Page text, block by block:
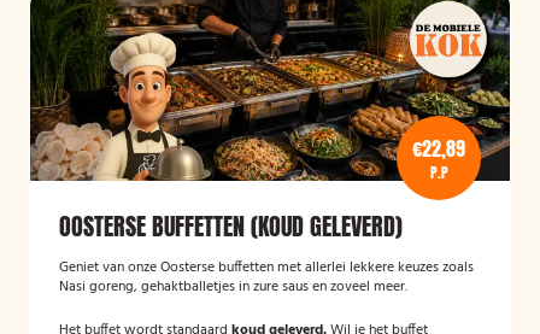
€22,89
P.P
OOSTERSE BUFFETTEN (KOUD GELEVERD)
Geniet van onze Oosterse buffetten met allerlei lekkere keuzes zoals
Nasi goreng, gehaktballetjes in zure saus en zoveel meer.